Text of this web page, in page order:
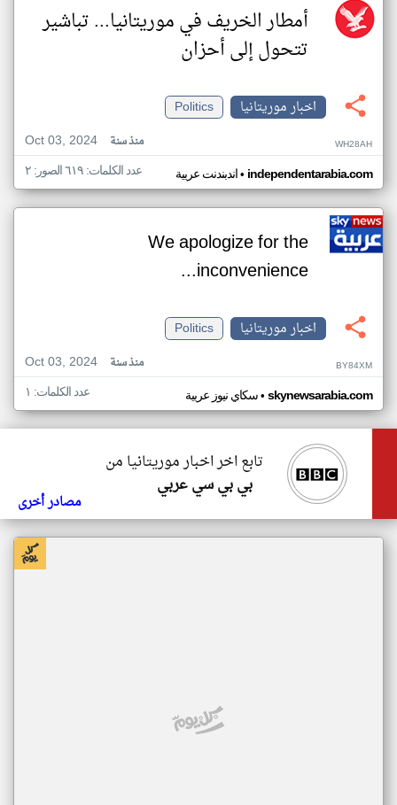
أمطار الخريف في موريتانيا... تباشير
تتحول إلى أحزان
اخبار موريتانيا
Politics
Oct 03, 2024
منذ سنة WH28AH
اندبندنت عربية• independentarabia.com عدد الكلمات: ٦١٩ الصور: ٢
We apologize for the
inconvenience...
اخبار موريتانيا
Politics
Oct 03, 2024
منذ سنة BY84XM
سكاي نيوز عربية• skynewsarabia.com عدد الكلمات: ١
تابع اخر اخبار موريتانيا من
بي بي سي عربي
مصادر أخرى